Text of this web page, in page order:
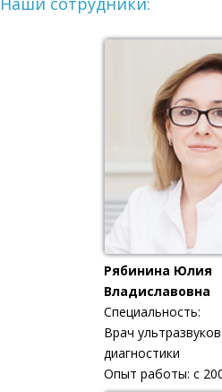
Рябинина Юлия
Владиславовна
Специальность:
Врач
диагностики
Опыт работы: с